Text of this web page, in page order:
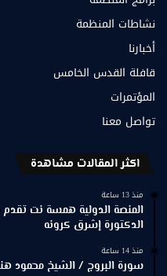
نشاطات المنظمة
أخبارنا
قافلة القدس الخامس
المؤتمرات
تواصل معنا
اكثر المقالات مشاهدة
منذ 13 ساعة
المنصة الدولية همسة نت تقدم
الدكتورة إشرق كرونه
منذ 14 ساعة
سورة البروج / الشيخ محمود